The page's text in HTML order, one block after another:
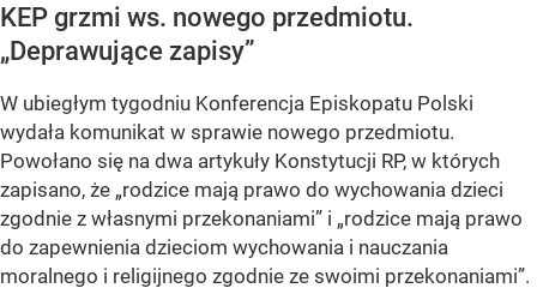
KEP grzmi ws. nowego przedmiotu.
„Deprawujące zapisy”
W ubiegłym tygodniu Konferencja Episkopatu Polski
wydała komunikat w sprawie nowego przedmiotu.
Powołano się na dwa artykuły Konstytucji RP, w których
zapisano, że „rodzice mają prawo do wychowania dzieci
zgodnie z własnymi przekonaniami” i „rodzice mają prawo
do zapewnienia dzieciom wychowania i nauczania
moralnego i religijnego zgodnie ze swoimi przekonaniami”.